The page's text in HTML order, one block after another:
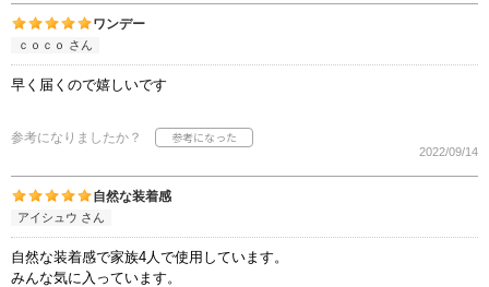
ワンデー
ｃｏｃｏ さん
早く届くので嬉しいです
参考になりましたか？
2022/09/14
自然な装着感
アイシュウ さん
自然な装着感で家族4人で使用しています。
みんな気に入っています。